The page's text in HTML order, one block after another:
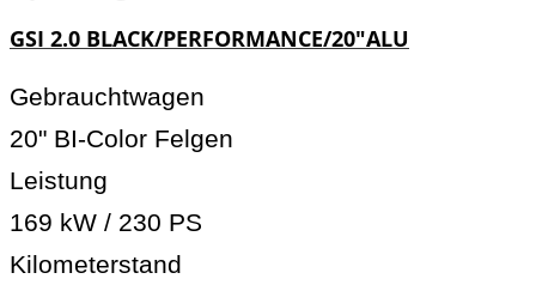
GSI 2.0 BLACK/PERFORMANCE/20"ALU
Gebrauchtwagen
20" BI-Color Felgen
Leistung
169 kW / 230 PS
Kilometerstand